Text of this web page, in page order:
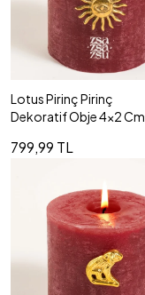
Lotus Pirinç Pirinç
Dekoratif Obje 4x2 Cm
799,99 TL